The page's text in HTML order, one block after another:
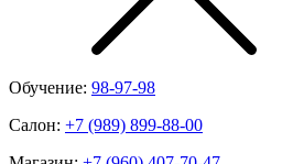
Обучение: 98-97-98
Салон: +7 (989) 899-88-00